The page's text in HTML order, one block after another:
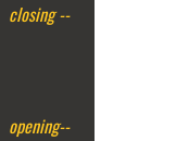
closing --
opening--